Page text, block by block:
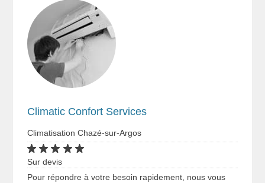
Climatic Confort Services
Climatisation Chazé-sur-Argos
Sur devis
Pour répondre à votre besoin rapidement, nous vous